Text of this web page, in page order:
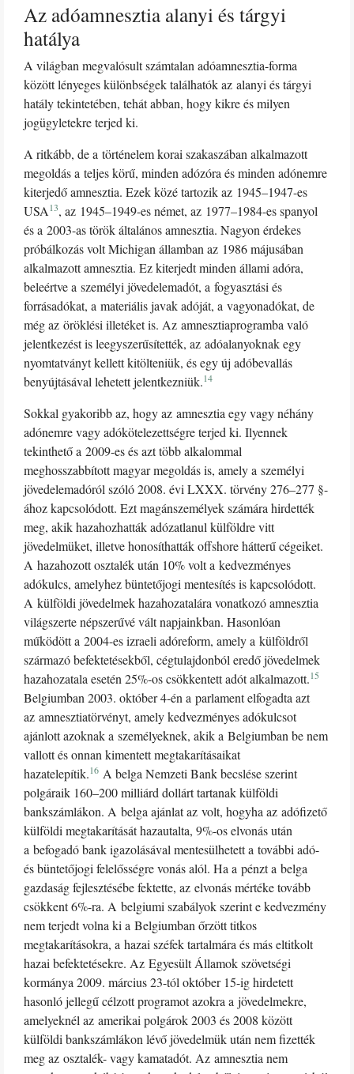
Az adóamnesztia alanyi és tárgyi
hatálya
A világban megvalósult számtalan adóamnesztia-forma
között lényeges különbségek találhatók az alanyi és tárgyi
hatály tekintetében, tehát abban, hogy kikre és milyen
jogügyletekre terjed ki.
A ritkább, de a történelem korai szakaszában alkalmazott
megoldás a teljes körű, minden adózóra és minden adónemre
kiterjedő amnesztia. Ezek közé tartozik az 1945–1947-es
USA 13, az 1945–1949-es német, az 1977–1984-es spanyol
és a 2003-as török általános amnesztia. Nagyon érdekes
próbálkozás volt Michigan államban az 1986 májusában
alkalmazott amnesztia. Ez kiterjedt minden állami adóra,
beleértve a személyi jövedelemadót, a fogyasztási és
forrásadókat, a materiális javak adóját, a vagyonadókat, de
még az öröklési illetéket is. Az amnesztiaprogramba való
jelentkezést is leegyszerűsítették, az adóalanyoknak egy
nyomtatványt kellett kitölteniük, és egy új adóbevallás
benyújtásával lehetett jelentkezniük.14
Sokkal gyakoribb az, hogy az amnesztia egy vagy néhány
adónemre vagy adókötelezettségre terjed ki. Ilyennek
tekinthető a 2009-es és azt több alkalommal
meghosszabbított magyar megoldás is, amely a személyi
jövedelemadóról szóló 2008. évi LXXX. törvény 276–277 §-
ához kapcsolódott. Ezt magánszemélyek számára hirdették
meg, akik hazahozhatták adózatlanul külföldre vitt
jövedelmüket, illetve honosíthatták offshore hátterű cégeiket.
A hazahozott osztalék után 10% volt a kedvezményes
adókulcs, amelyhez büntetőjogi mentesítés is kapcsolódott.
A külföldi jövedelmek hazahozatalára vonatkozó amnesztia
világszerte népszerűvé vált napjainkban. Hasonlóan
működött a 2004-es izraeli adóreform, amely a külföldről
származó befektetésekből, cégtulajdonból eredő jövedelmek
hazahozatala esetén 25%-os csökkentett adót alkalmazott.15
Belgiumban 2003. október 4-én a parlament elfogadta azt
az amnesztiatörvényt, amely kedvezményes adókulcsot
ajánlott azoknak a személyeknek, akik a Belgiumban be nem
vallott és onnan kimentett megtakarításaikat
hazatelepítik.16 A belga Nemzeti Bank becslése szerint
polgáraik 160–200 milliárd dollárt tartanak külföldi
bankszámlákon. A belga ajánlat az volt, hogyha az adófizető
külföldi megtakarítását hazautalta, 9%-os elvonás után
a befogadó bank igazolásával mentesülhetett a további adó-
és büntetőjogi felelősségre vonás alól. Ha a pénzt a belga
gazdaság fejlesztésébe fektette, az elvonás mértéke tovább
csökkent 6%-ra. A belgiumi szabályok szerint e kedvezmény
nem terjedt volna ki a Belgiumban őrzött titkos
megtakarításokra, a hazai széfek tartalmára és más eltitkolt
hazai befektetésekre. Az Egyesült Államok szövetségi
kormánya 2009. március 23-tól október 15-ig hirdetett
hasonló jellegű célzott programot azokra a jövedelmekre,
amelyeknél az amerikai polgárok 2003 és 2008 között
külföldi bankszámlákon lévő jövedelmük után nem fizették
meg az osztalék- vagy kamatadót. Az amnesztia nem